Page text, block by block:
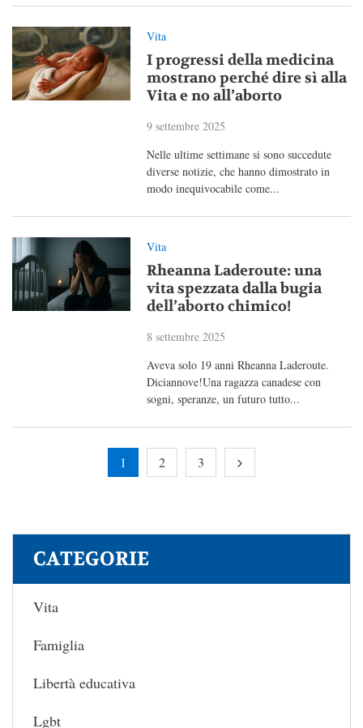
Vita
I progressi della medicina
mostrano perché dire sì alla
Vita e no all’aborto
9 settembre 2025
Nelle ultime settimane si sono succedute
diverse notizie, che hanno dimostrato in
modo inequivocabile come...
Vita
Rheanna Laderoute: una
vita spezzata dalla bugia
dell’aborto chimico!
8 settembre 2025
Aveva solo 19 anni Rheanna Laderoute.
Diciannove!Una ragazza canadese con
sogni, speranze, un futuro tutto...
1 2 3
CATEGORIE
Vita
Famiglia
Libertà educativa
Lgbt